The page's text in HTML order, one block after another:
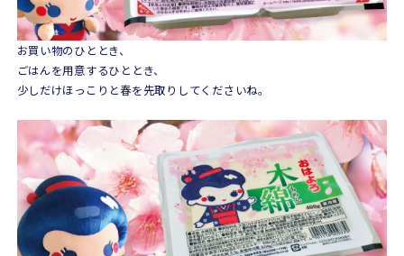
お買い物のひととき、
ごはんを用意するひととき、
少しだけほっこりと春を先取りしてくださいね。